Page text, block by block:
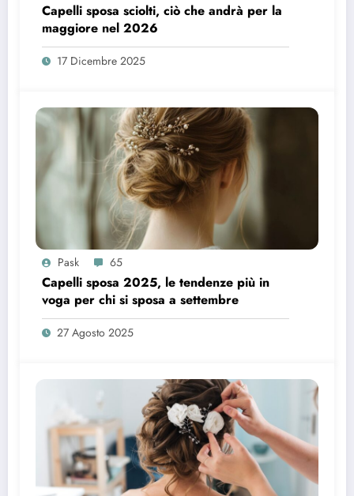
Capelli sposa sciolti, ciò che andrà per la
maggiore nel 2026
17 Dicembre 2025
Pask 65
Capelli sposa 2025, le tendenze più in
voga per chi si sposa a settembre
27 Agosto 2025